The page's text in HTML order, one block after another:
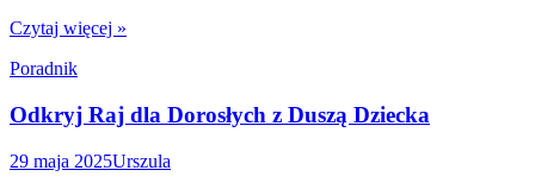
Czytaj więcej »
Poradnik
Odkryj Raj dla Dorosłych z Duszą Dziecka
29 maja 2025Urszula